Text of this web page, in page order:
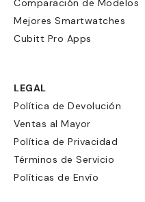
Comparación de Modelos
Mejores Smartwatches
Cubitt Pro Apps
LEGAL
Política de Devolución
Ventas al Mayor
Política de Privacidad
Términos de Servicio
Políticas de Envío